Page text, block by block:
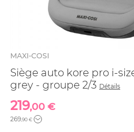
MAXI-COSI
Siège auto kore pro i-
grey - groupe 2/3 Détails
219,00 €
269,90 €